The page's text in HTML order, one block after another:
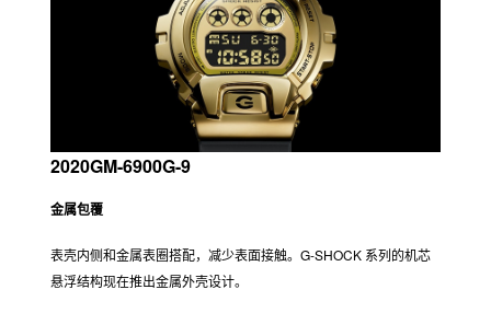
2020GM-6900G-9
金属包覆
表壳内侧和金属表圈搭配，减少表面接触。G-SHOCK 系列的机芯
悬浮结构现在推出金属外壳设计。